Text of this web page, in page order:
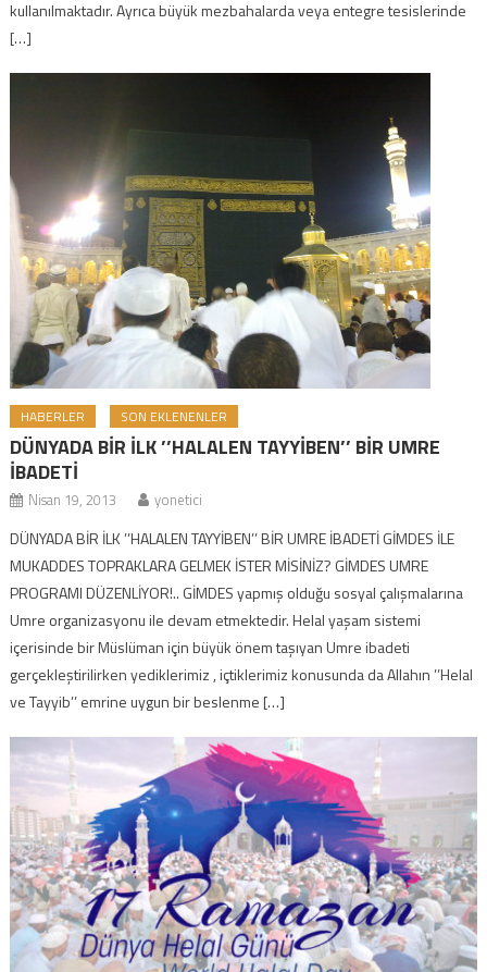
kullanılmaktadır. Ayrıca büyük mezbahalarda veya entegre tesislerinde
[…]
HABERLER SON EKLENENLER
DÜNYADA BİR İLK ’’HALALEN TAYYİBEN’’ BİR UMRE
İBADETİ
Nisan 19, 2013 yonetici
DÜNYADA BİR İLK ’’HALALEN TAYYİBEN’’ BİR UMRE İBADETİ GİMDES İLE
MUKADDES TOPRAKLARA GELMEK İSTER MİSİNİZ? GİMDES UMRE
PROGRAMI DÜZENLİYOR!.. GİMDES yapmış olduğu sosyal çalışmalarına
Umre organizasyonu ile devam etmektedir. Helal yaşam sistemi
içerisinde bir Müslüman için büyük önem taşıyan Umre ibadeti
gerçekleştirilirken yediklerimiz , içtiklerimiz konusunda da Allahın ’’Helal
ve Tayyib’’ emrine uygun bir beslenme […]